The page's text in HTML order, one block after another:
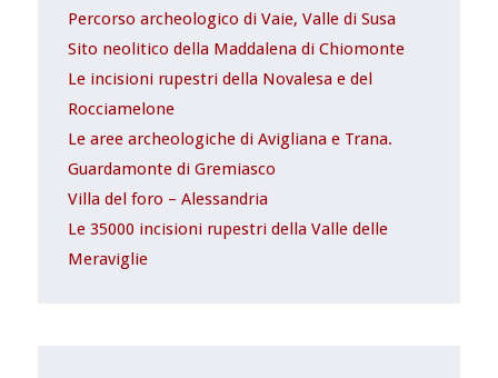
Percorso archeologico di Vaie, Valle di Susa
Sito neolitico della Maddalena di Chiomonte
Le incisioni rupestri della Novalesa e del
Rocciamelone
Le aree archeologiche di Avigliana e Trana.
Guardamonte di Gremiasco
Villa del foro – Alessandria
Le 35000 incisioni rupestri della Valle delle
Meraviglie